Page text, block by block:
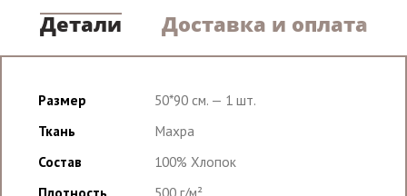
Детали Доставка и оплата
Размер
50*90 см. — 1 шт.
Ткань
Махра
Состав
100% Хлопок
Плотность
500 г/м²